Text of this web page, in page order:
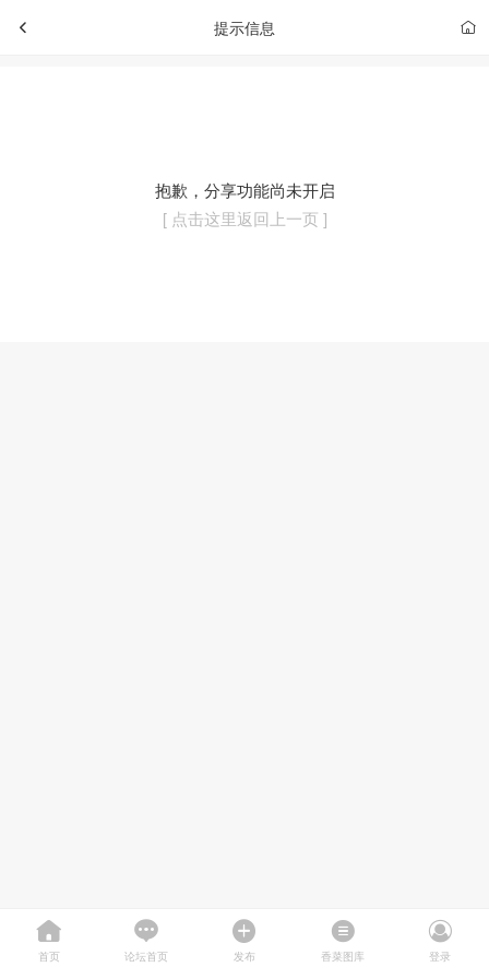
提示信息
抱歉，分享功能尚未开启
[ 点击这里返回上一页 ]
首页 论坛首页 发布 香菜图库 登录